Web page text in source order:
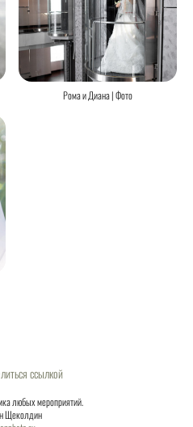
Рома и Диана | Фото
ссылкой
любых мероприятий.
Щеколдин